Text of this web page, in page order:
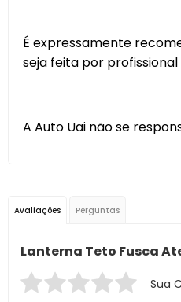
É expressamente
seja feita por profissional
A Auto Uai não se
Avaliações Perguntas
Lanterna Teto Fusca Ate
Sua